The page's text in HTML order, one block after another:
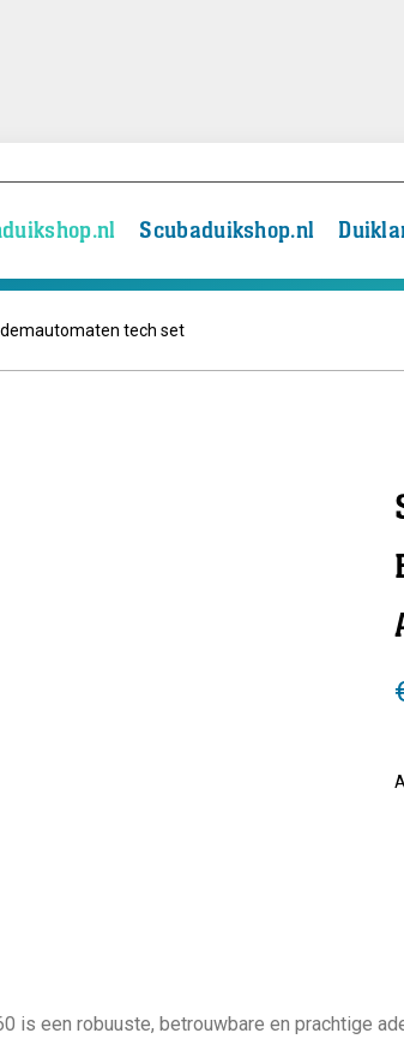
Scubaduikshop.nl
tech set
is een robuuste, betrouwbare en prachtige